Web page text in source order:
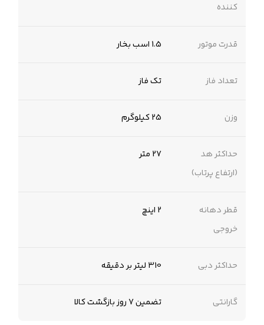
کننده
قدرت موتور 1.5 اسب بخار
تعداد فاز تک فاز
وزن 25 کیلوگرم
حداکثر هد
(ارتفاع پرتاب)
27 متر
قطر دهانه
خروجی
2 اینچ
حداکثر دبی 310 لیتر بر دقیقه
گارانتی تضمین 7 روز بازگشت کالا